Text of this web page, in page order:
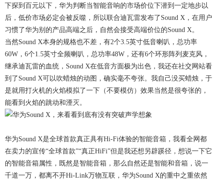
下探到百元以下，华为判断当智能音响的市场价位下潜到一定地步以
后，低价市场必定会被反噬，所以联合迪瓦雷发布了Sound X，在用户
习惯了华为别的产品高端之后，自然会接受高端价位的Sound X。
当然Sound X本身的规格也不差，有2个3.5英寸低音喇叭，总功率
60W，6个1.5英寸全频喇叭，总功率48W，还有6个环形阵列麦克风，
继承迪瓦雷的血统，Sound X在低音方面极为出色，我还在社交网站看
到了Sound X可以吹蜡烛的动图，确实毫不夸张。我自己没买蜡烛，于
是就用打火机的火焰模拟了一下（不要模仿）效果当然是很夸张的，
能看到火焰的跳动和湮灭。
华为Sound X是全球首款真正具有Hi-Fi体验的智能音箱，我看全网都
在卖力的宣传“全球首款”“真正HiFi”但是我还想另辟蹊径，想说一下它
的智能音箱属性，既然是智能音箱，那么自然还是智能和音箱，说一
千道一万，都离不开Hi-Link万物互联，华为Sound X的重中之重依然